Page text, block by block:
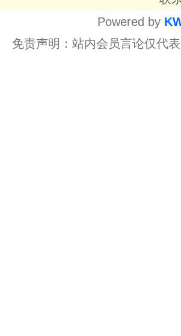
Powered by
免责声明：站内会员言论仅代